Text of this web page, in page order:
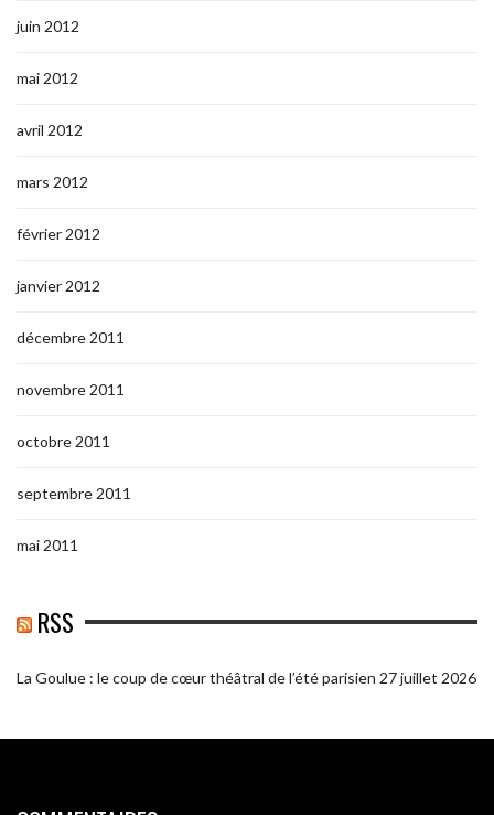
juin 2012
mai 2012
avril 2012
mars 2012
février 2012
janvier 2012
décembre 2011
novembre 2011
octobre 2011
septembre 2011
mai 2011
RSS
La Goulue : le coup de cœur théâtral de l’été parisien 27 juillet 2026